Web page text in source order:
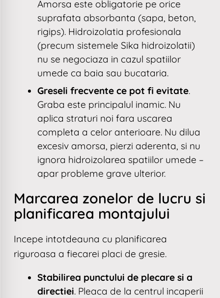
Amorsa este obligatorie pe orice
suprafata absorbanta (sapa, beton,
rigips). Hidroizolatia profesionala
(precum sistemele Sika hidroizolatii)
nu se negociaza in cazul spatiilor
umede ca baia sau bucataria.
Greseli frecvente ce pot fi evitate.
Graba este principalul inamic. Nu
aplica straturi noi fara uscarea
completa a celor anterioare. Nu dilua
excesiv amorsa, pierzi aderenta, si nu
ignora hidroizolarea spatiilor umede –
apar probleme grave ulterior.
Marcarea zonelor de lucru si
planificarea montajului
Incepe intotdeauna cu planificarea
riguroasa a fiecarei placi de gresie.
Stabilirea punctului de plecare si a
directiei. Pleaca de la centrul incaperii